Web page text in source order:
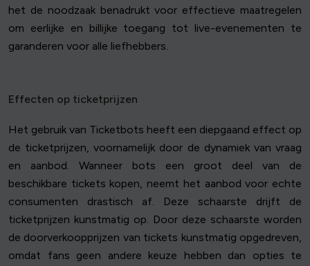
het de noodzaak benadrukt voor effectieve maatregelen
om eerlijke en billijke toegang tot live-evenementen te
garanderen voor alle liefhebbers.
Effecten op ticketprijzen
Het gebruik van Ticketbots heeft een diepgaand effect op
de ticketprijzen, voornamelijk door de dynamiek van vraag
en aanbod. Wanneer bots een groot deel van de
beschikbare tickets kopen, neemt het aanbod voor echte
consumenten drastisch af. Deze schaarste drijft de
ticketprijzen kunstmatig op. Door deze schaarste worden
de doorverkoopprijzen van tickets kunstmatig opgedreven,
omdat fans geen andere keuze hebben dan opties te